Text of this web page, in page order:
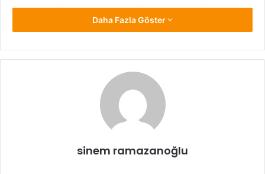
Planlı Çalışma ve Zaman Yönetimi
Başarılı bir ders çalışma sürecinin temelinde planlı hareket
etmek yatar. Plansız ve rastgele yapılan çalışmalar,
Günlük ve Haftalık Çalışma Programı Hazırlayın:
Hangi derse ne kadar zaman ayıracağınızı belirlemek,
düzenli çalışmayı kolaylaştırır.
Zaman Bloklama Yöntemini Kullanın:
dakikalık bloklara ayırıp her blok arasında 10 dakika
Daha Fazla Göster
sinem ramazanoğlu